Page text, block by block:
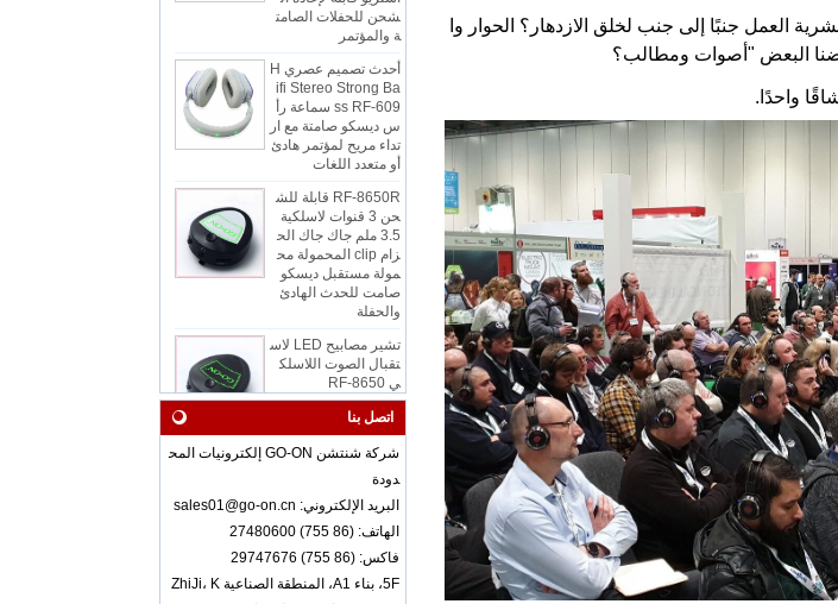
ة والمؤتمر
ifi Stereo Strong Ba
ss RF-609 سماعة رأ
س ديسكو صامتة مع ار
تداء مريح لمؤتمر هادئ
أو متعدد اللغات
RF-8650R قابلة للش
حن 3 قنوات لاسلكية
3.5 ملم جاك جاك الح
زام clip المحمولة مح
مولة مستقبل ديسكو
صامت للحدث الهادئ
والحفلة
تقبال الصوت اللاسلك
ي RF-8650
راحة يرتدي الفصل أو ال
مؤتمر
RF-608 مريح ارتداء
سماعات ديسكو صامت
ة بجودة صوت جيدة
اتصل بنا
شركة شنتشن GO-ON إلكترونيات المح
دودة
البريد الإلكتروني: sales01@go-on.cn
الهاتف: (86 755) 27480600
فاكس: (86 755) 29747676
5F، بناء A1، المنطقة الصناعية ZhiJi، K
العمل جنبًا إلى جنب لخلق الازدهار؟ الحوار وا
البعض "أصوات ومطالب؟
واحدًا.